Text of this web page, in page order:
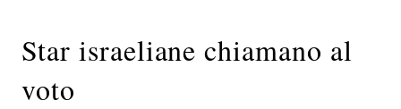
Star israeliane chiamano al
voto